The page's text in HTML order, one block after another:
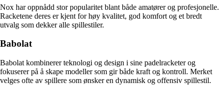
Nox har oppnådd stor popularitet blant både amatører og profesjonelle.
Racketene deres er kjent for høy kvalitet, god komfort og et bredt
utvalg som dekker alle spillestiler.
Babolat
Babolat kombinerer teknologi og design i sine padelracketer og
fokuserer på å skape modeller som gir både kraft og kontroll. Merket
velges ofte av spillere som ønsker en dynamisk og offensiv spillestil.